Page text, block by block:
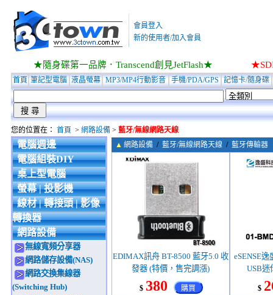
會員登入
新的使用者/加入會員
★隨身碟第一品牌．Transcend創見JetFlash★
首頁 筆記型電腦 液晶螢幕 MP3/MP4行動影音 手機/PDA/GPS 記憶卡/隨身碟
您的位置在： 首頁 > 網路設備> 藍牙/無線網路天線
電腦週邊
電腦組裝DIY
桌上型電腦
螢幕 | 投影機
線材 | 轉接頭 | 影像
轉換器
網路設備
無線寬頻分享器
網路儲存設備(NAS)
網路交換集線器
(Switching Hub)
▲ 網路設備 / 藍牙/無線網路天線 / 藍牙傳輸器
EDIMAX訊舟 BT-8500 藍牙5.0 收
發器 (特價，售完調漲)
$ 380 購買
eSENSE逸
USB迷
$